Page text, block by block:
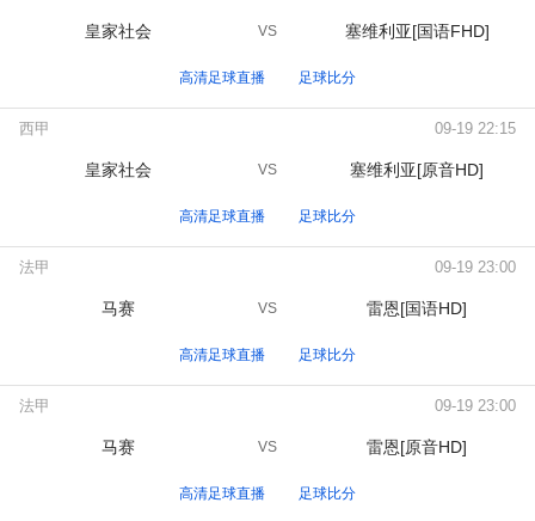
皇家社会 VS 塞维利亚[国语FHD]
高清足球直播 足球比分
西甲 09-19 22:15
皇家社会 VS 塞维利亚[原音HD]
高清足球直播 足球比分
法甲 09-19 23:00
马赛 VS 雷恩[国语HD]
高清足球直播 足球比分
法甲 09-19 23:00
马赛 VS 雷恩[原音HD]
高清足球直播 足球比分